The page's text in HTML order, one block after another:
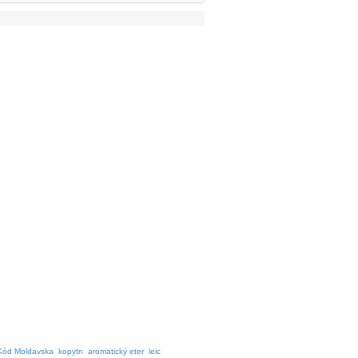
Moldavska kopytn aromatický eter leic